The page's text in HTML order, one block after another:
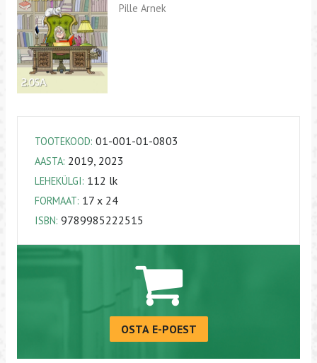
Pille Arnek
TOOTEKOOD: 01-001-01-0803
AASTA: 2019, 2023
LEHEKÜLGI: 112 lk
FORMAAT: 17 x 24
ISBN: 9789985222515
OSTA E-POEST